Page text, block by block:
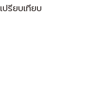
เปรียบเทียบ